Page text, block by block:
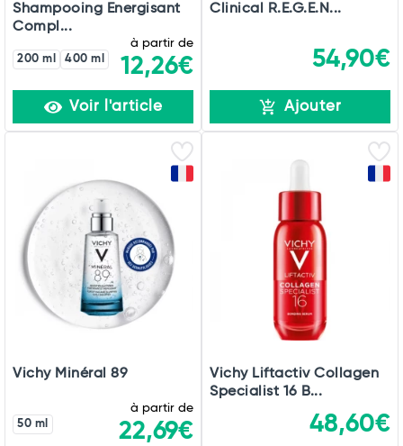
Shampooing Energisant
Compl...
200 ml 400 ml
à partir de
12,26€
Voir l'article
Clinical R.E.G.E.N...
54,90€
Ajouter
Vichy Minéral 89
50 ml
à partir de
22,69€
Vichy Liftactiv Collagen
Specialist 16 B...
48,60€